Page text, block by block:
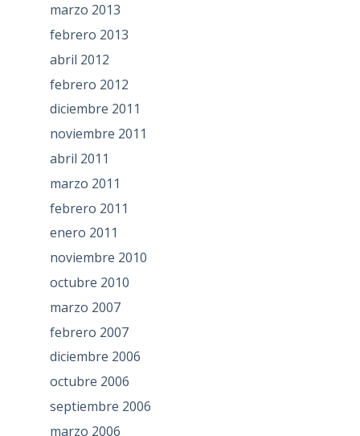
marzo 2013
febrero 2013
abril 2012
febrero 2012
diciembre 2011
noviembre 2011
abril 2011
marzo 2011
febrero 2011
enero 2011
noviembre 2010
octubre 2010
marzo 2007
febrero 2007
diciembre 2006
octubre 2006
septiembre 2006
marzo 2006